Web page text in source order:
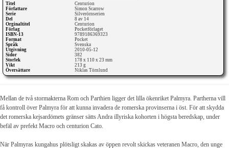
Titel
Centurion
Författare
Simon Scarrow
Serie
Silverörnserien
Del
8 av 14
Orginaltitel
Centurion
Förlag
Pocketförlaget
ISBN-13
9789186369323
Format
Pocket
Språk
Svenska
Utgivning
2010-05-12
Sidor
382
Storlek
178 x 110 x 23 mm
Vikt
213 g
Översättare
Niklas Törnlund
Mellan de två stormakterna Rom och Parthien ligger det lilla ökenriket Palmyra. Partherna vill
få kontroll över Palmyra för att kunna invadera de romerska provinserna i öst. För att skydda
det romerska kejsardömets gränser sätts Andra illyriska kohorten i högsta beredskap, under
befäl av prefekt Macro och centurion Cato.
När Palmyras kungahus plötsligt skakas av öppen revolt skickas veteranen Macro, den unge